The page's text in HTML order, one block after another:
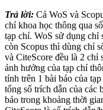
Trả lời: Cả WoS và
chí khoa học thông qua
tạp chí. WoS sử dụng chỉ
còn Scopus thì dùng chỉ
và CiteScore đều là 2 chỉ
ảnh hưởng của tạp chí
tính trên 1 bài báo của
tổng số trích dẫn của các
báo trong khoảng thời